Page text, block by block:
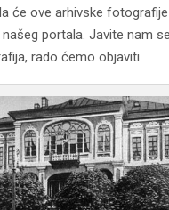
će ove arhivske
portala. Javite nam
rado ćemo objaviti.